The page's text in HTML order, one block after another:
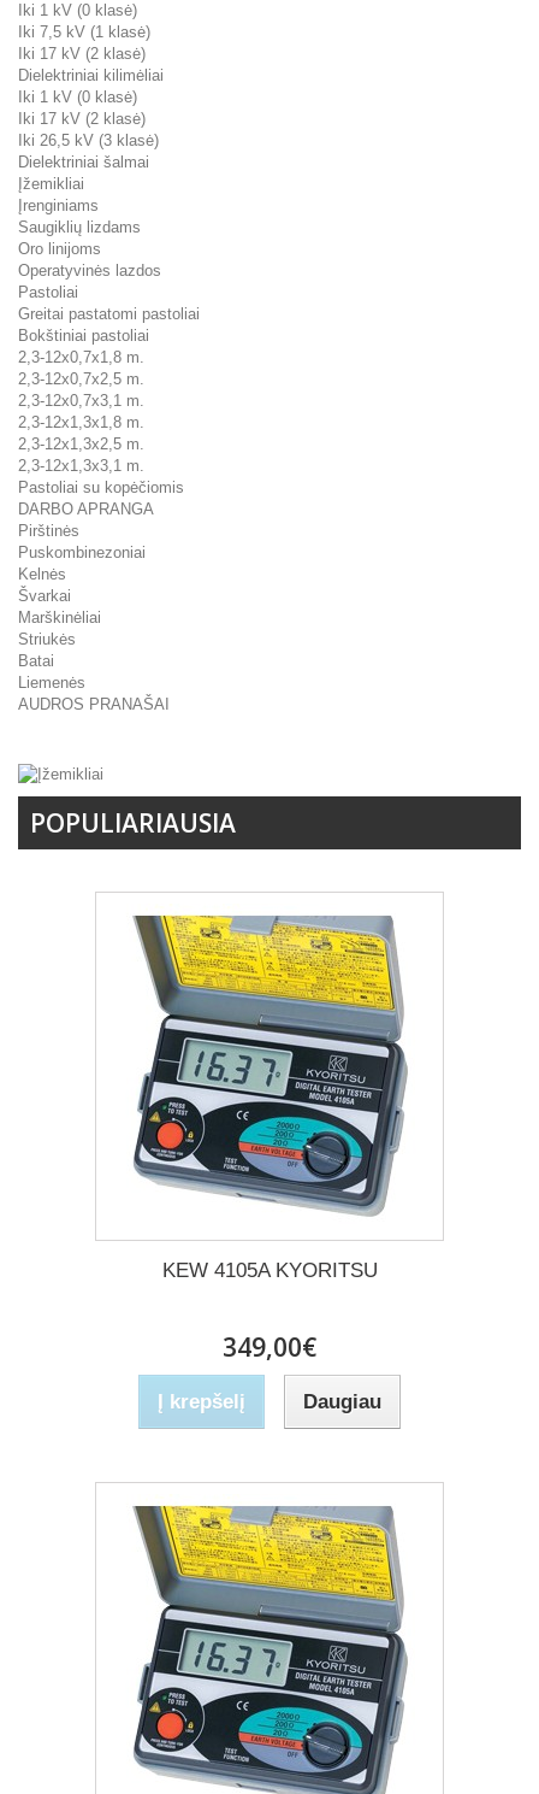
Iki 1 kV (0 klasė)
Iki 7,5 kV (1 klasė)
Iki 17 kV (2 klasė)
Dielektriniai kilimėliai
Iki 1 kV (0 klasė)
Iki 17 kV (2 klasė)
Iki 26,5 kV (3 klasė)
Dielektriniai šalmai
Įžemikliai
Įrenginiams
Saugiklių lizdams
Oro linijoms
Operatyvinės lazdos
Pastoliai
Greitai pastatomi pastoliai
Bokštiniai pastoliai
2,3-12x0,7x1,8 m.
2,3-12x0,7x2,5 m.
2,3-12x0,7x3,1 m.
2,3-12x1,3x1,8 m.
2,3-12x1,3x2,5 m.
2,3-12x1,3x3,1 m.
Pastoliai su kopėčiomis
DARBO APRANGA
Pirštinės
Puskombinezoniai
Kelnės
Švarkai
Marškinėliai
Striukės
Batai
Liemenės
AUDROS PRANAŠAI
POPULIARIAUSIA
KEW 4105A KYORITSU
349,00€
Į krepšelį Daugiau